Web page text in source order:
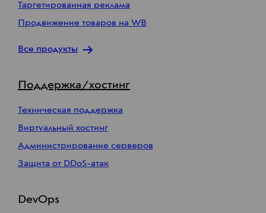
Таргетированная реклама
Продвижение товаров на WB
Все продукты
Поддержка/хостинг
Техническая поддержка
Виртуальный хостинг
Администрирование серверов
Защита от DDoS-атак
DevOps